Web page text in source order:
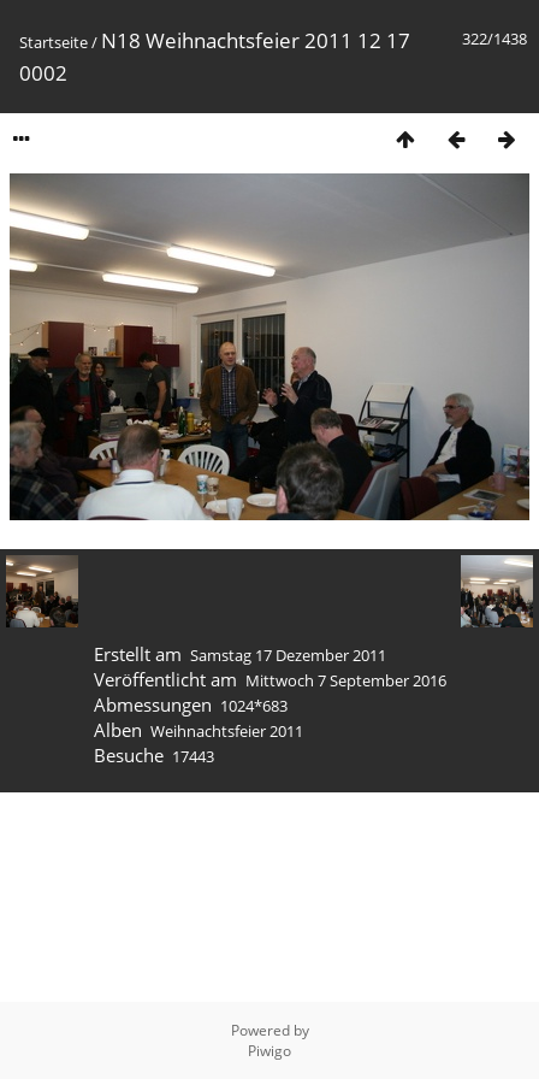
322/1438
Startseite/ N18 Weihnachtsfeier 2011 12 17
0002
Erstellt am Samstag 17 Dezember 2011
Veröffentlicht am Mittwoch 7 September 2016
Abmessungen 1024*683
Alben Weihnachtsfeier 2011
Besuche 17443
Powered by
Piwigo